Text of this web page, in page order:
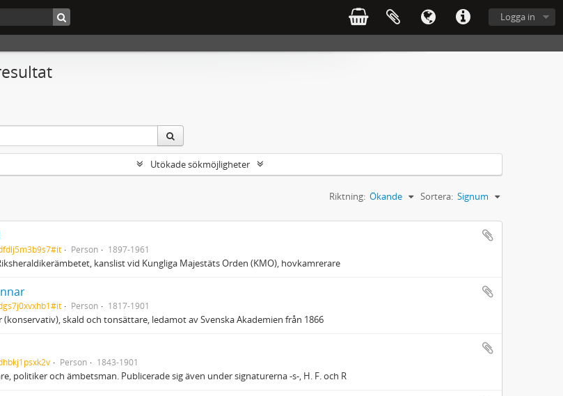
Logga in
Utökade sökmöjligheter
Sortera: Signum
Riktning: Ökande
Person 1897-1961
kanslist vid Kungliga Majestäts Orden (KMO), hovkamrerare
Person 1817-1901
skald och tonsättare, ledamot av Svenska Akademien från 1866
Person 1843-1901
politiker och ämbetsman. Publicerade sig även under signaturerna -s-, H. F. och R